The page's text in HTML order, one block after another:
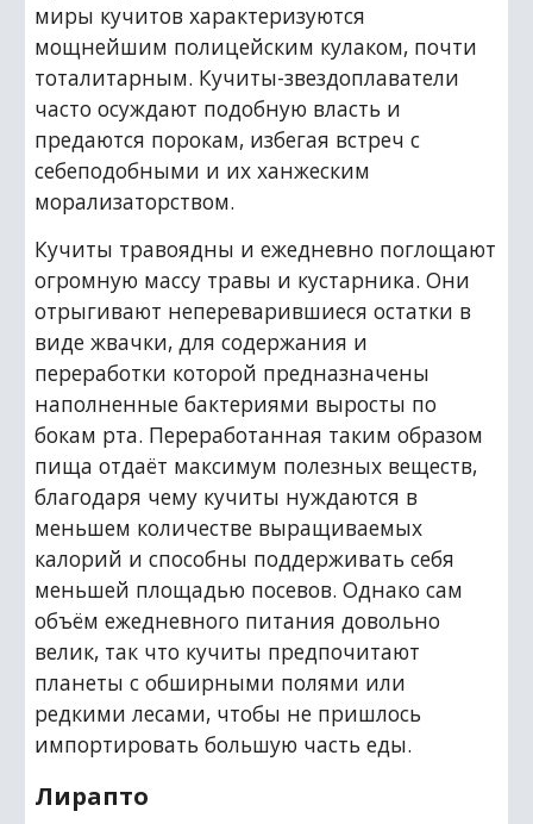
миры кучитов характеризуются
мощнейшим полицейским кулаком, почти
тоталитарным. Кучиты-звездоплаватели
часто осуждают подобную власть и
предаются порокам, избегая встреч с
себеподобными и их ханжеским
морализаторством.
Кучиты травоядны и ежедневно поглощают
огромную массу травы и кустарника. Они
отрыгивают непереварившиеся остатки в
виде жвачки, для содержания и
переработки которой предназначены
наполненные бактериями выросты по
бокам рта. Переработанная таким образом
пища отдаёт максимум полезных веществ,
благодаря чему кучиты нуждаются в
меньшем количестве выращиваемых
калорий и способны поддерживать себя
меньшей площадью посевов. Однако сам
объём ежедневного питания довольно
велик, так что кучиты предпочитают
планеты с обширными полями или
редкими лесами, чтобы не пришлось
импортировать большую часть еды.
Лирапто